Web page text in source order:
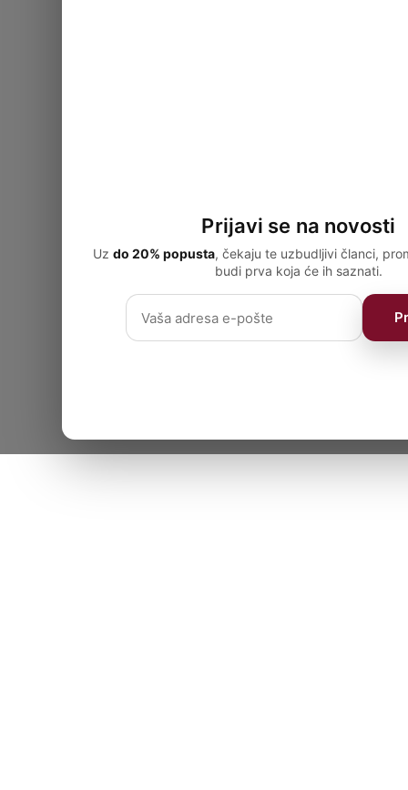
Prijavi se na novosti
Uz do 20% popusta, čekaju te uzbudljivi članci,
budi prva koja će ih saznati.